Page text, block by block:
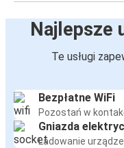
Najlepsze
Te usługi
Bezpłatne WiFi
Pozostań w
Gniazda
Ładowanie